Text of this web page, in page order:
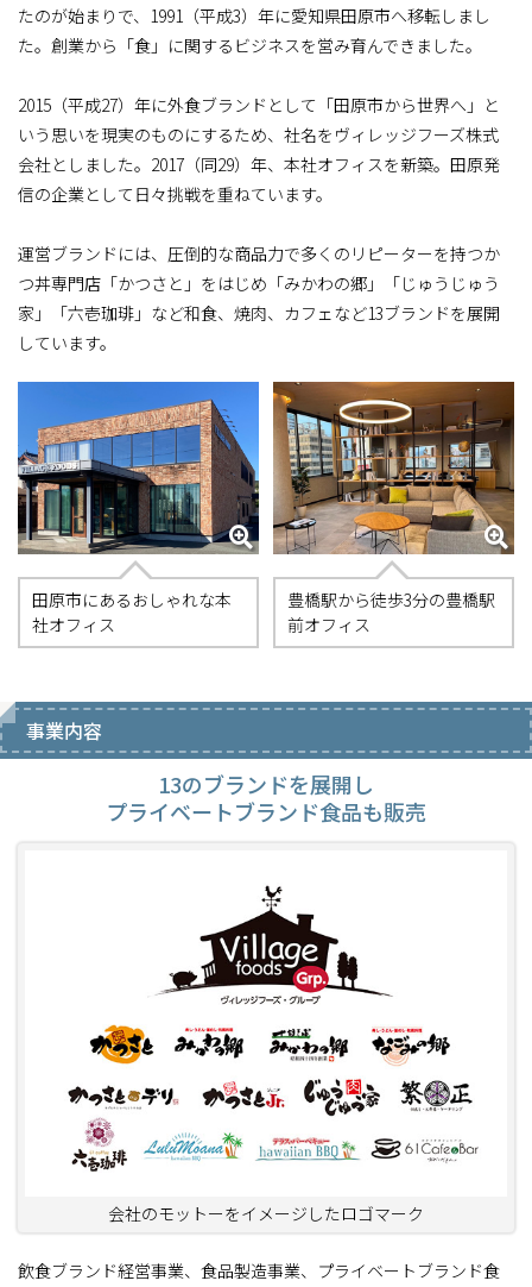
たのが始まりで、1991（平成3）年に愛知県田原市へ移転しまし
た。創業から「食」に関するビジネスを営み育んできました。
2015（平成27）年に外食ブランドとして「田原市から世界へ」と
いう思いを現実のものにするため、社名をヴィレッジフーズ株式
会社としました。2017（同29）年、本社オフィスを新築。田原発
信の企業として日々挑戦を重ねています。
運営ブランドには、圧倒的な商品力で多くのリピーターを持つか
つ丼専門店「かつさと」をはじめ「みかわの郷」「じゅうじゅう
家」「六壱珈琲」など和食、焼肉、カフェなど13ブランドを展開
しています。
田原市にあるおしゃれな本
社オフィス
豊橋駅から徒歩3分の豊橋駅
前オフィス
事業内容
13のブランドを展開し
プライベートブランド食品も販売
会社のモットーをイメージしたロゴマーク
飲食ブランド経営事業、食品製造事業、プライベートブランド食